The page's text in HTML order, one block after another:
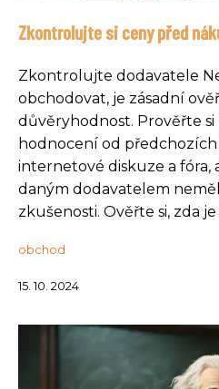
Zkontrolujte si ceny před
Zkontrolujte dodavatele
obchodovat, je zásadní
důvěryhodnost. Prověřte
hodnocení od
internetové diskuze a fóra,
daným dodavatelem
zkušenosti. Ověřte si, zda
obchod
15. 10. 2024